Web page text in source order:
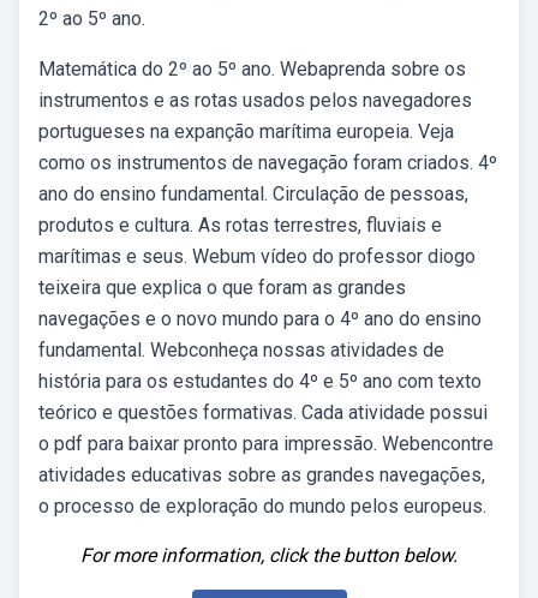
2º ao 5º ano.
Matemática do 2º ao 5º ano. Webaprenda sobre os
instrumentos e as rotas usados pelos navegadores
portugueses na expanção marítima europeia. Veja
como os instrumentos de navegação foram criados. 4º
ano do ensino fundamental. Circulação de pessoas,
produtos e cultura. As rotas terrestres, fluviais e
marítimas e seus. Webum vídeo do professor diogo
teixeira que explica o que foram as grandes
navegações e o novo mundo para o 4º ano do ensino
fundamental. Webconheça nossas atividades de
história para os estudantes do 4º e 5º ano com texto
teórico e questões formativas. Cada atividade possui
o pdf para baixar pronto para impressão. Webencontre
atividades educativas sobre as grandes navegações,
o processo de exploração do mundo pelos europeus.
For more information, click the button below.